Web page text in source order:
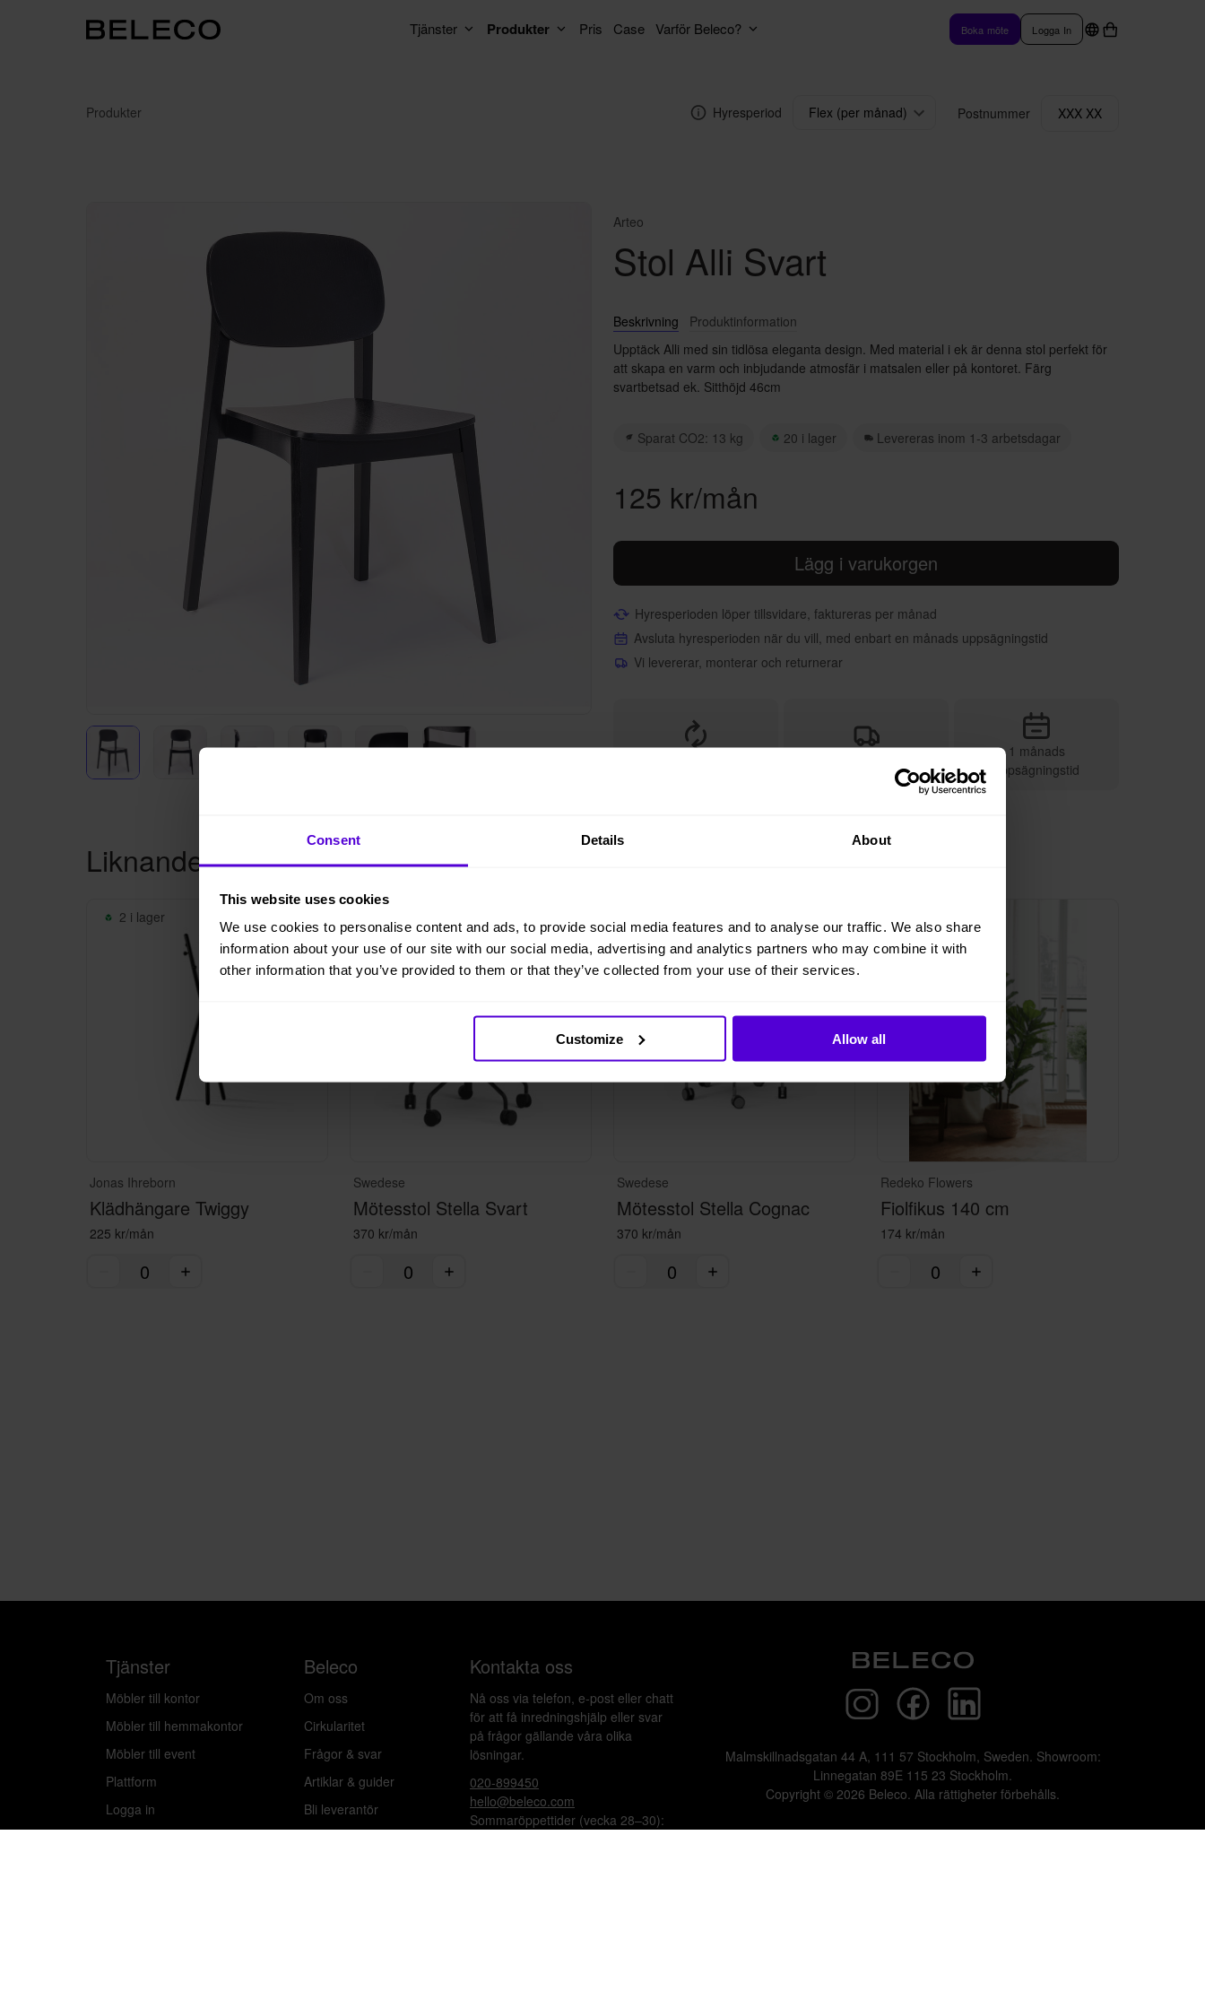
Consent Details About
This website uses cookies
We use cookies to personalise content and ads, to provide social media features and to analyse our traffic. We also share
information about your use of our site with our social media, advertising and analytics partners who may combine it with
other information that you’ve provided to them or that they’ve collected from your use of their services.
Customize Allow all
Tjänster Produkter Pris Case Varför Beleco? Boka möte Logga In
Produkter Hyresperiod Flex (per månad) Postnummer XXX XX
Arteo
Stol Alli Svart
Beskrivning
Produktinformation
Upptäck Alli med sin tidlösa eleganta design. Med material i ek är denna stol perfekt för
att skapa en varm och inbjudande atmosfär i matsalen eller på kontoret. Färg
svartbetsad ek. Sitthöjd 46cm
Sparat CO2: 13 kg 20 i lager Levereras inom 1-3 arbetsdagar
125 kr/mån
Lägg i varukorgen
Hyresperioden löper tillsvidare, faktureras per månad
Avsluta hyresperioden när du vill, med enbart en månads uppsägningstid
Vi levererar, monterar och returnerar
1 månads
uppsägningstid
Liknande produkter
2 i lager
Jonas Ihreborn
Klädhängare Twiggy
225 kr/mån
Swedese
Mötesstol Stella Svart
370 kr/mån
Swedese
Mötesstol Stella Cognac
370 kr/mån
Redeko Flowers
Fiolfikus 140 cm
174 kr/mån
Tjänster
Möbler till kontor
Möbler till hemmakontor
Möbler till event
Plattform
Logga in
Beleco
Om oss
Cirkularitet
Frågor & svar
Artiklar & guider
Bli leverantör
Kontakta oss
Nå oss via telefon, e-post eller chatt
för att få inredningshjälp eller svar
på frågor gällande våra olika
lösningar.
020-899450
hello@beleco.com
Sommaröppettider (vecka 28–30):
Malmskillnadsgatan 44 A, 111 57 Stockholm, Sweden. Showroom:
Linnegatan 89E 115 23 Stockholm.
Copyright © 2026 Beleco. Alla rättigheter förbehålls.